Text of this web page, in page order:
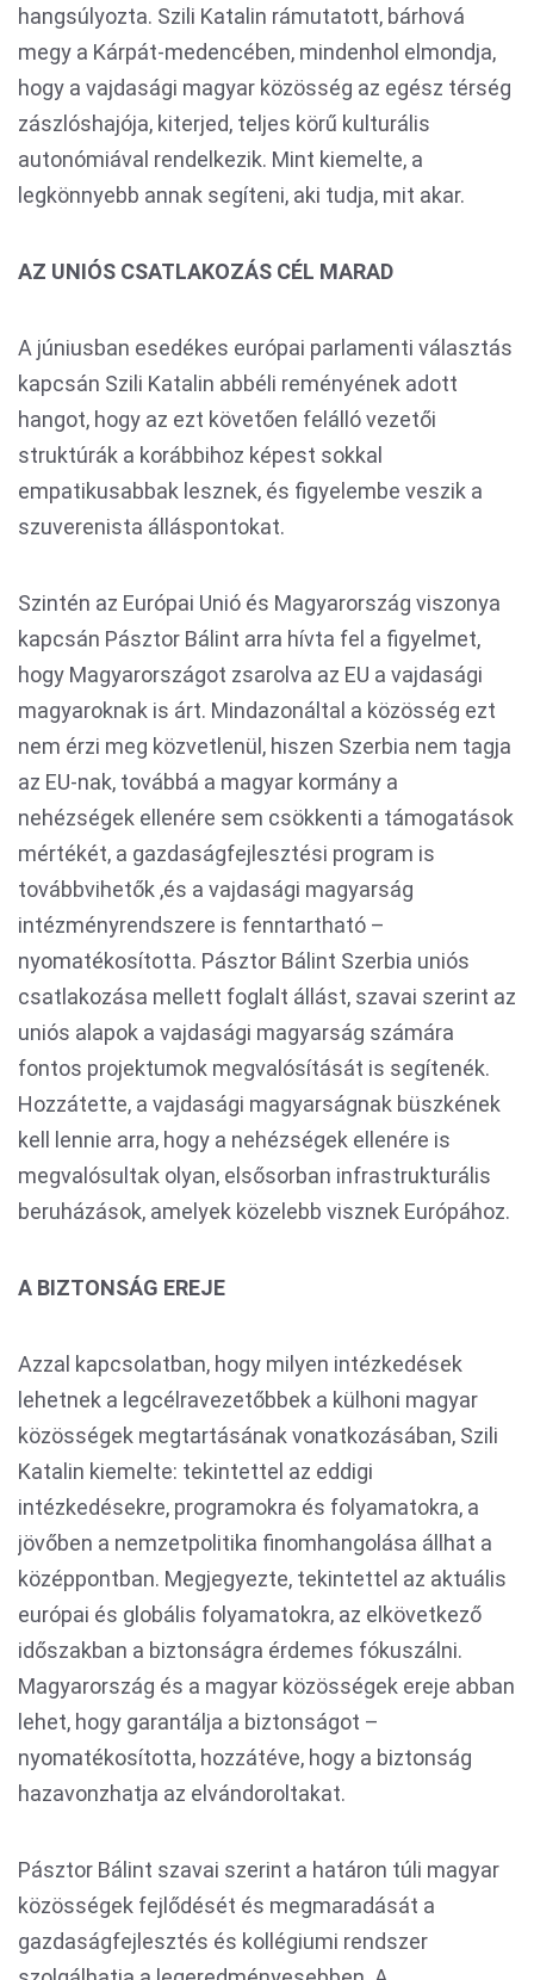
hangsúlyozta. Szili Katalin rámutatott, bárhová
megy a Kárpát-medencében, mindenhol elmondja,
hogy a vajdasági magyar közösség az egész térség
zászlóshajója, kiterjed, teljes körű kulturális
autonómiával rendelkezik. Mint kiemelte, a
legkönnyebb annak segíteni, aki tudja, mit akar.
AZ UNIÓS CSATLAKOZÁS CÉL MARAD
A júniusban esedékes európai parlamenti választás
kapcsán Szili Katalin abbéli reményének adott
hangot, hogy az ezt követően felálló vezetői
struktúrák a korábbihoz képest sokkal
empatikusabbak lesznek, és figyelembe veszik a
szuverenista álláspontokat.
Szintén az Európai Unió és Magyarország viszonya
kapcsán Pásztor Bálint arra hívta fel a figyelmet,
hogy Magyarországot zsarolva az EU a vajdasági
magyaroknak is árt. Mindazonáltal a közösség ezt
nem érzi meg közvetlenül, hiszen Szerbia nem tagja
az EU-nak, továbbá a magyar kormány a
nehézségek ellenére sem csökkenti a támogatások
mértékét, a gazdaságfejlesztési program is
továbbvihetők ,és a vajdasági magyarság
intézményrendszere is fenntartható –
nyomatékosította. Pásztor Bálint Szerbia uniós
csatlakozása mellett foglalt állást, szavai szerint az
uniós alapok a vajdasági magyarság számára
fontos projektumok megvalósítását is segítenék.
Hozzátette, a vajdasági magyarságnak büszkének
kell lennie arra, hogy a nehézségek ellenére is
megvalósultak olyan, elsősorban infrastrukturális
beruházások, amelyek közelebb visznek Európához.
A BIZTONSÁG EREJE
Azzal kapcsolatban, hogy milyen intézkedések
lehetnek a legcélravezetőbbek a külhoni magyar
közösségek megtartásának vonatkozásában, Szili
Katalin kiemelte: tekintettel az eddigi
intézkedésekre, programokra és folyamatokra, a
jövőben a nemzetpolitika finomhangolása állhat a
középpontban. Megjegyezte, tekintettel az aktuális
európai és globális folyamatokra, az elkövetkező
időszakban a biztonságra érdemes fókuszálni.
Magyarország és a magyar közösségek ereje abban
lehet, hogy garantálja a biztonságot –
nyomatékosította, hozzátéve, hogy a biztonság
hazavonzhatja az elvándoroltakat.
Pásztor Bálint szavai szerint a határon túli magyar
közösségek fejlődését és megmaradását a
gazdaságfejlesztés és kollégiumi rendszer